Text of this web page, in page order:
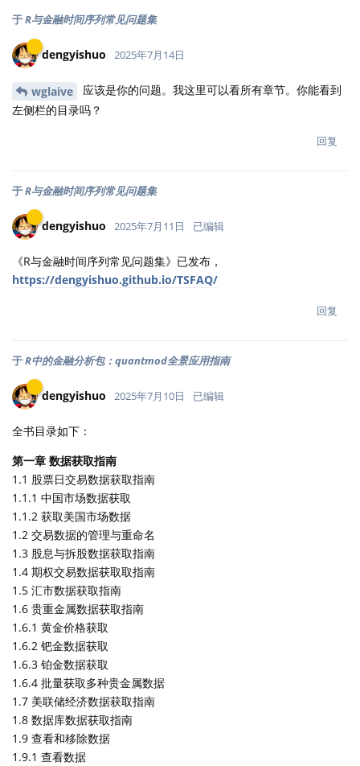
于R与金融时间序列常见问题集
dengyishuo 2025年7月14日
wglaive
应该是你的问题。我这里可以看所有章节。你能看到
左侧栏的目录吗？
回复
于R与金融时间序列常见问题集
dengyishuo 2025年7月11日 已编辑
《R与金融时间序列常见问题集》已发布，
https://dengyishuo.github.io/TSFAQ/
回复
于R中的金融分析包：quantmod全景应用指南
dengyishuo 2025年7月10日 已编辑
全书目录如下：
第一章 数据获取指南
1.1 股票日交易数据获取指南
1.1.1 中国市场数据获取
1.1.2 获取美国市场数据
1.2 交易数据的管理与重命名
1.3 股息与拆股数据获取指南
1.4 期权交易数据获取取指南
1.5 汇市数据获取指南
1.6 贵重金属数据获取指南
1.6.1 黄金价格获取
1.6.2 钯金数据获取
1.6.3 铂金数据获取
1.6.4 批量获取多种贵金属数据
1.7 美联储经济数据获取指南
1.8 数据库数据获取指南
1.9 查看和移除数据
1.9.1 查看数据